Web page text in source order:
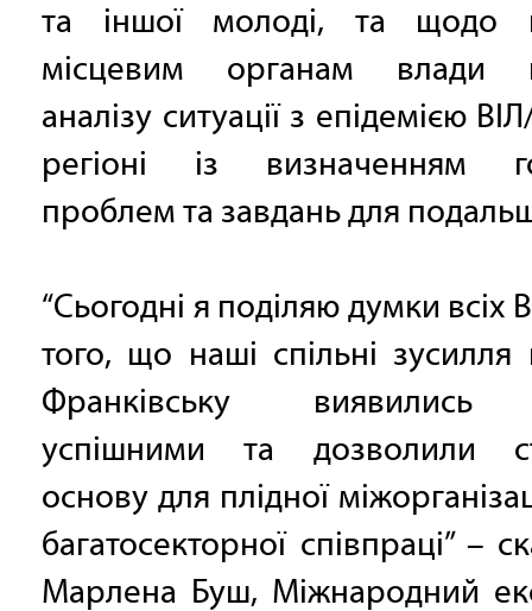
та іншої молоді, та щодо
місцевим органам влади
аналізу ситуації з епідемією
регіоні із визначенням
проблем та завдань для
“Сьогодні я поділяю думки всіх
того, що наші спільні зусилля
Франківську виявились
успішними та дозволили
основу для плідної
багатосекторної співпраці” –
Марлена Буш, Міжнародний